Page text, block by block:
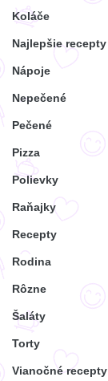
Koláče
Najlepšie recepty
Nápoje
Nepečené
Pečené
Pizza
Polievky
Raňajky
Recepty
Rodina
Rôzne
Šaláty
Torty
Vianočné recepty